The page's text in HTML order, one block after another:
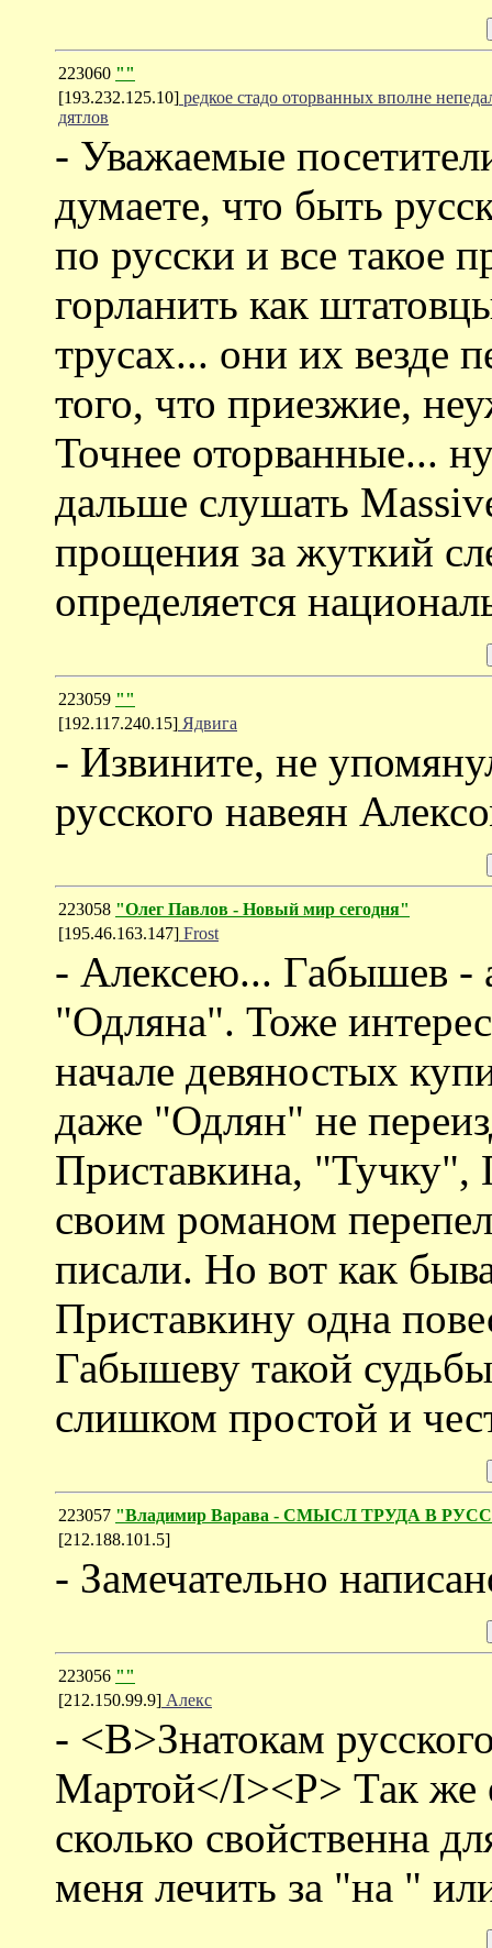
223060 ""
[193.232.125.10] редкое стадо оторванных вполне
дятлов
- Уважаемые
думаете, что быть
по русски и все такое
горланить как
трусах... они их везде
того, что приезжие,
Точнее оторванные...
дальше слушать
прощения за жуткий
определяется
223059 ""
[192.117.240.15] Ядвига
- Извините, не
русского навеян
223058 "Олег Павлов - Новый мир сегодня"
[195.46.163.147] Frost
- Алексею... Габышев -
"Одляна". Тоже
начале девяностых
даже "Одлян" не
Приставкина, "Тучку",
своим романом
писали. Но вот как
Приставкину одна
Габышеву такой
слишком простой и
223057 "Владимир Варава - СМЫСЛ ТРУДА В
[212.188.101.5]
- Замечательно
223056 ""
[212.150.99.9] Алекс
- <B>Знатокам
Мартой</I><P> Так же
сколько свойственна
меня лечить за "на "